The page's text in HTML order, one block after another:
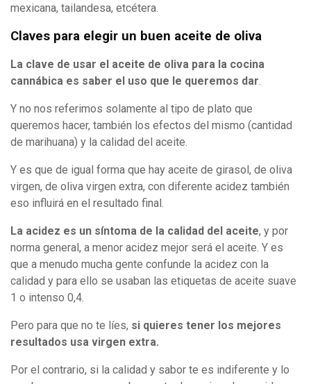
mexicana, tailandesa, etcétera.
Claves para elegir un buen aceite de oliva
La clave de usar el aceite de oliva para la cocina
cannábica es saber el uso que le queremos dar.
Y no nos referimos solamente al tipo de plato que
queremos hacer, también los efectos del mismo (cantidad
de marihuana) y la calidad del aceite.
Y es que de igual forma que hay aceite de girasol, de oliva
virgen, de oliva virgen extra, con diferente acidez también
eso influirá en el resultado final.
La acidez es un síntoma de la calidad del aceite, y por
norma general, a menor acidez mejor será el aceite. Y es
que a menudo mucha gente confunde la acidez con la
calidad y para ello se usaban las etiquetas de aceite suave
1 o intenso 0,4.
Pero para que no te líes, si quieres tener los mejores
resultados usa virgen extra.
Por el contrario, si la calidad y sabor te es indiferente y lo